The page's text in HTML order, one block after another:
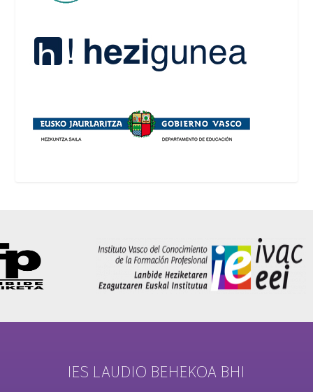
IES LAUDIO BEHEKOA BHI